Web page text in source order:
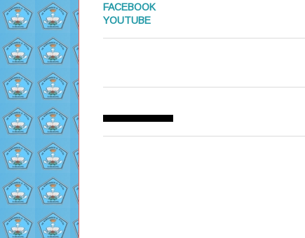
FACEBOOK
YOUTUBE